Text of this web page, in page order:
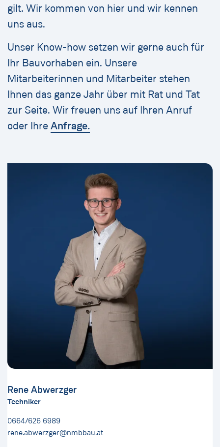
gilt. Wir kommen von hier und wir kennen
uns aus.
Unser Know-how setzen wir gerne auch für
Ihr Bauvorhaben ein. Unsere
Mitarbeiterinnen und Mitarbeiter stehen
Ihnen das ganze Jahr über mit Rat und Tat
zur Seite. Wir freuen uns auf Ihren Anruf
oder IhreAnfrage.
Rene Abwerzger
Techniker
0664/626 6989
rene.abwerzger@nmbbau.at